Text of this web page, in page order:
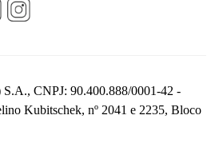
S.A., CNPJ: 90.400.888/0001-42 -
Kubitschek, nº 2041 e 2235, Bloco